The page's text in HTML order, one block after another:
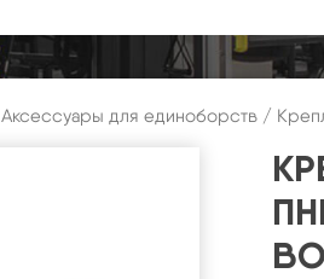
Аксессуары для единоборств /